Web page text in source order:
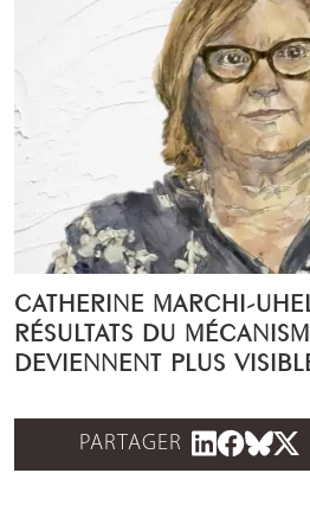
CATHERINE MARCHI-
RÉSULTATS DU
DEVIENNENT PLUS
PARTAGER